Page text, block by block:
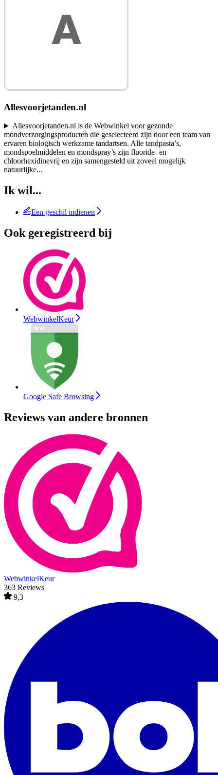
Allesvoorjetanden.nl
Allesvoorjetanden.nl is de Webwinkel voor gezonde
mondverzorgingsproducten die geselecteerd zijn door een team van
ervaren biologisch werkzame tandartsen. Alle tandpasta’s,
mondspoelmiddelen en mondspray’s zijn fluoride- en
chloorhexidinevrij en zijn samengesteld uit zoveel mogelijk
natuurlijke...
Ik wil...
Een geschil indienen
Ook geregistreerd bij
WebwinkelKeur
Google Safe Browsing
Reviews van andere bronnen
WebwinkelKeur
363 Reviews
9,3